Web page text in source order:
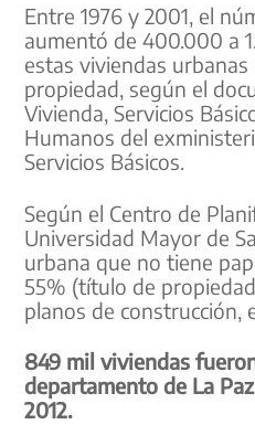
Entre 1976 y 2001, el
aumentó de 400.000 a
estas viviendas
propiedad, según el
Vivienda, Servicios
Humanos del
Servicios Básicos.
Según el Centro de
Universidad Mayor de
urbana que no tiene
55% (título de
planos de construcción,
849 mil viviendas
departamento de La
2012.